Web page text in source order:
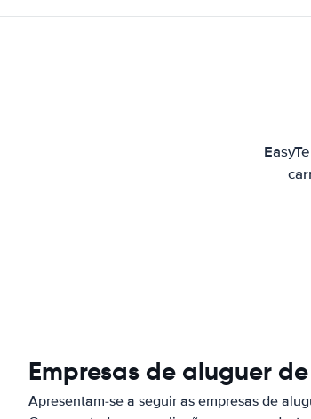
Empresas de aluguer
Apresentam-se a seguir as empresas de